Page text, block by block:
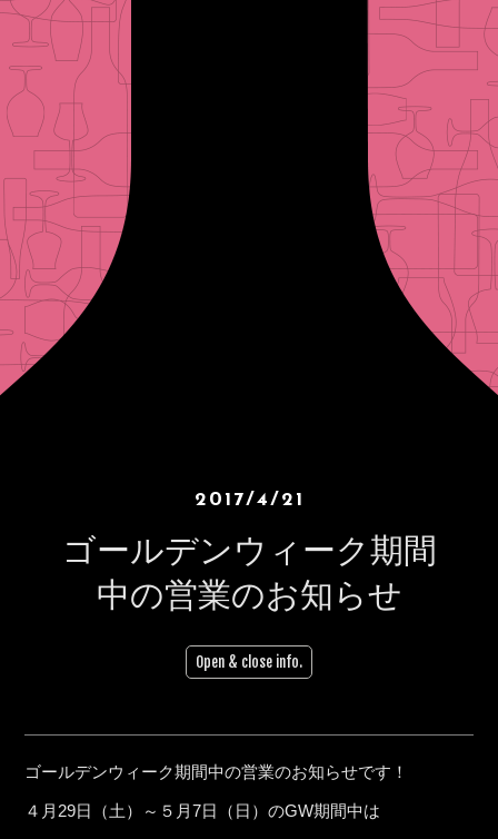
2017/4/21
ゴールデンウィーク期間
中の営業のお知らせ
Open & close info.
ゴールデンウィーク期間中の営業のお知らせです！
４月29日（土）～５月7日（日）のGW期間中は